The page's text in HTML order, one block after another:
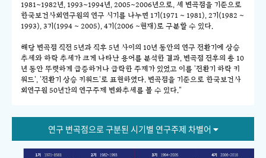
1981~1982년, 1993~1994년, 2005~2006년으로, 세 변곡점을 기준으로
한국보건사회연구원의 연구 시기를 나누면 1기(1971 ~ 1981), 2기(1982 ~
1993), 3기(1994 ~ 2005), 4기(2006 ~현재)로 구분할 수 있다.
해당 변곡점 직전 5년과 직후 5년 사이의 10년 동안의 연구 전환기에 상승
추세와 하락 추세가 크게 나타난 용어를 분석한 결과, 변곡점 전후의 총 10
년 동안 뚜렷하게 급증하거나 급락한 주제가 있었고 이를 '전환기 하락 키
워드', '전환기 상승 키워드'로 표현하였다. 변곡점을 기준으로 한국보건사
회연구원 50년간의 연구주제 변화추세를 볼 수 있다."
연구 변곡점으로 구분된 시기별 연구주제 차별어